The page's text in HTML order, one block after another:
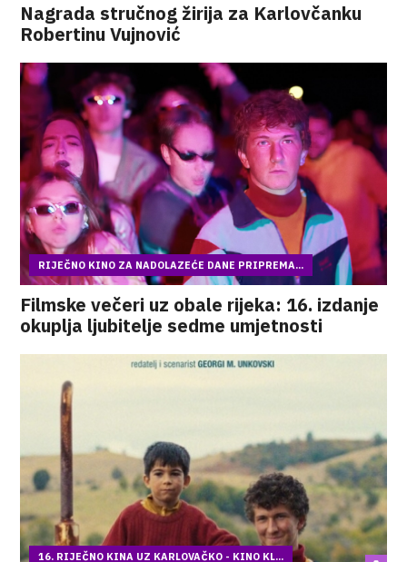
Nagrada stručnog žirija za Karlovčanku
Robertinu Vujnović
RIJEČNO KINO ZA NADOLAZEĆE DANE PRIPREMA...
Filmske večeri uz obale rijeka: 16. izdanje
okuplja ljubitelje sedme umjetnosti
16. RIJEČNO KINA UZ KARLOVAČKO - KINO KL...